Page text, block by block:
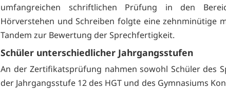
umfangreichen schriftlichen Prüfung in den
Hörverstehen und Schreiben folgte eine zehnminütige
Tandem zur Bewertung der Sprechfertigkeit.
Schüler unterschiedlicher Jahrgangsstufen
An der Zertifikatsprüfung nahmen sowohl Schüler des
der Jahrgangsstufe 12 des HGT und des Gymnasiums